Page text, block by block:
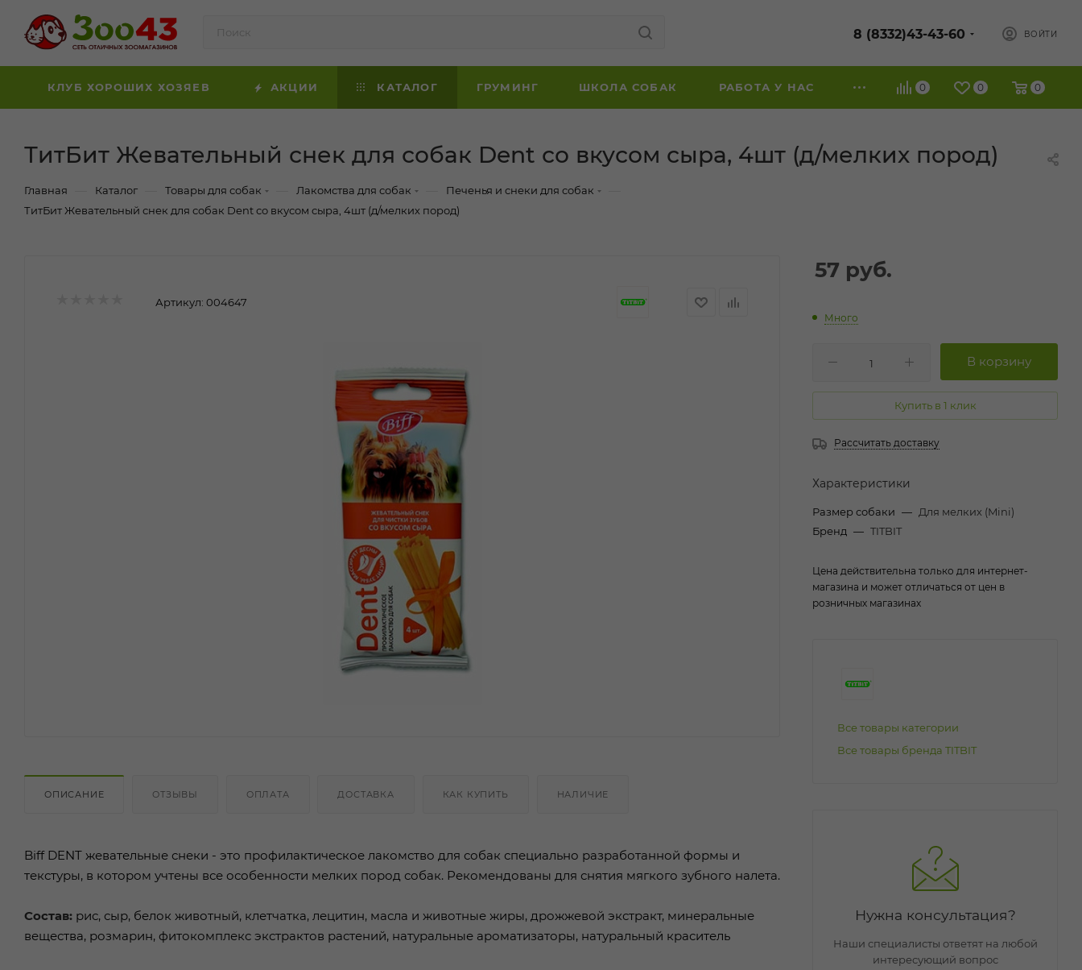
8 (8332)43-43-60 ВОЙТИ
0 0 0
КЛУБ ХОРОШИХ ХОЗЯЕВ АКЦИИ КАТАЛОГ ГРУМИНГ ШКОЛА СОБАК РАБОТА У НАС
ТитБит Жевательный снек для собак Dent со вкусом сыра, 4шт (д/мелких пород)
Главная Каталог Товары для собак Лакомства для собак Печенья и снеки для собак
ТитБит Жевательный снек для собак Dent со вкусом сыра, 4шт (д/мелких пород)
Артикул: 004647
ОПИСАНИЕ ОТЗЫВЫ ОПЛАТА ДОСТАВКА КАК КУПИТЬ НАЛИЧИЕ
Biff DENT жевательные снеки - это профилактическое лакомство для собак специально разработанной формы и
текстуры, в котором учтены все особенности мелких пород собак. Рекомендованы для снятия мягкого зубного налета.
Состав: рис, сыр, белок животный, клетчатка, лецитин, масла и животные жиры, дрожжевой экстракт, минеральные
вещества, розмарин, фитокомплекс экстрактов растений, натуральные ароматизаторы, натуральный краситель
57 руб.
Много
Купить в 1 клик
Рассчитать доставку
Характеристики
Размер собаки — Для мелких (Mini)
Бренд — TITBIT
Цена действительна только для интернет-
магазина и может отличаться от цен в
розничных магазинах
Все товары категории
Все товары бренда TITBIT
Нужна консультация?
Наши специалисты ответят на любой
интересующий вопрос